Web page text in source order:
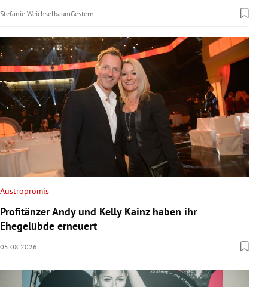
Stefanie WeichselbaumGestern
Austropromis
Profitänzer Andy und Kelly Kainz haben ihr
Ehegelübde erneuert
05.08.2026